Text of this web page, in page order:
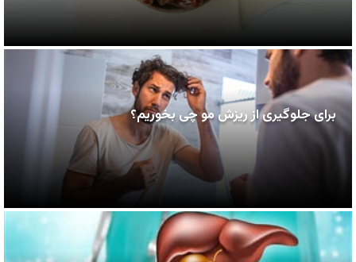
برای جلوگیری از ریزش مو چی بخوریم؟